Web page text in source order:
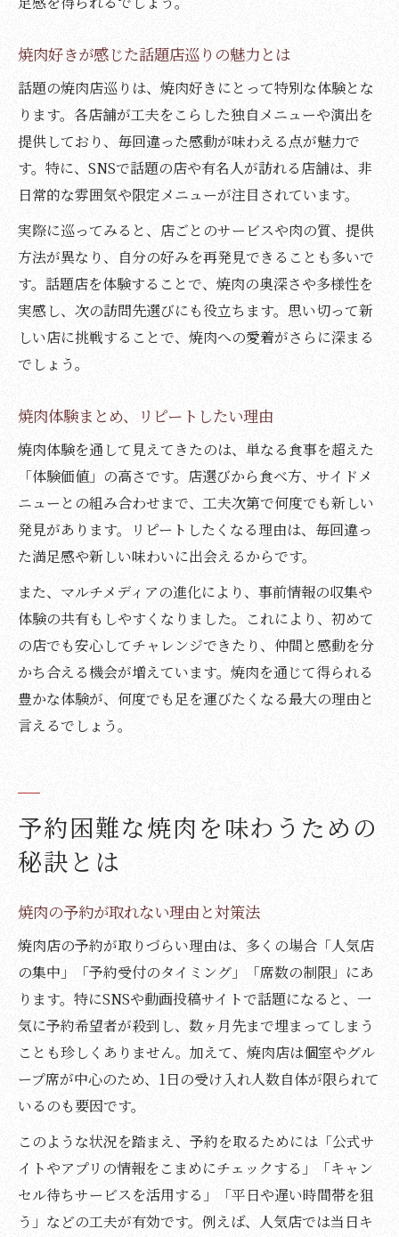
焼肉好きが感じた話題店巡りの魅力とは
話題の焼肉店巡りは、焼肉好きにとって特別な体験とな
ります。各店舗が工夫をこらした独自メニューや演出を
提供しており、毎回違った感動が味わえる点が魅力で
す。特に、SNSで話題の店や有名人が訪れる店舗は、非
日常的な雰囲気や限定メニューが注目されています。
実際に巡ってみると、店ごとのサービスや肉の質、提供
方法が異なり、自分の好みを再発見できることも多いで
す。話題店を体験することで、焼肉の奥深さや多様性を
実感し、次の訪問先選びにも役立ちます。思い切って新
しい店に挑戦することで、焼肉への愛着がさらに深まる
でしょう。
焼肉体験まとめ、リピートしたい理由
焼肉体験を通して見えてきたのは、単なる食事を超えた
「体験価値」の高さです。店選びから食べ方、サイドメ
ニューとの組み合わせまで、工夫次第で何度でも新しい
発見があります。リピートしたくなる理由は、毎回違っ
た満足感や新しい味わいに出会えるからです。
また、マルチメディアの進化により、事前情報の収集や
体験の共有もしやすくなりました。これにより、初めて
の店でも安心してチャレンジできたり、仲間と感動を分
かち合える機会が増えています。焼肉を通じて得られる
豊かな体験が、何度でも足を運びたくなる最大の理由と
言えるでしょう。
予約困難な焼肉を味わうための
秘訣とは
焼肉の予約が取れない理由と対策法
焼肉店の予約が取りづらい理由は、多くの場合「人気店
の集中」「予約受付のタイミング」「席数の制限」にあ
ります。特にSNSや動画投稿サイトで話題になると、一
気に予約希望者が殺到し、数ヶ月先まで埋まってしまう
ことも珍しくありません。加えて、焼肉店は個室やグル
ープ席が中心のため、1日の受け入れ人数自体が限られて
いるのも要因です。
このような状況を踏まえ、予約を取るためには「公式サ
イトやアプリの情報をこまめにチェックする」「キャン
セル待ちサービスを活用する」「平日や遅い時間帯を狙
う」などの工夫が有効です。例えば、人気店では当日キ